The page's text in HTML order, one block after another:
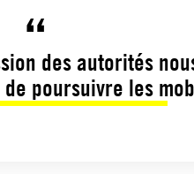
des autorités
poursuivre les